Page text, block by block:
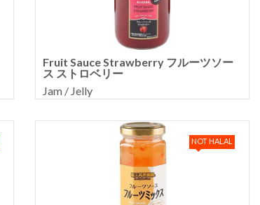
Fruit Sauce Strawberry フルーツソー
ス ストロベリー
Jam / Jelly
NOT HALAL